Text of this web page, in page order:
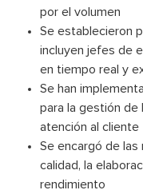
por el volumen
Se establecieron
incluyen jefes de
en tiempo real y
Se han
para la gestión de
atención al cliente
Se encargó de
calidad, la
rendimiento